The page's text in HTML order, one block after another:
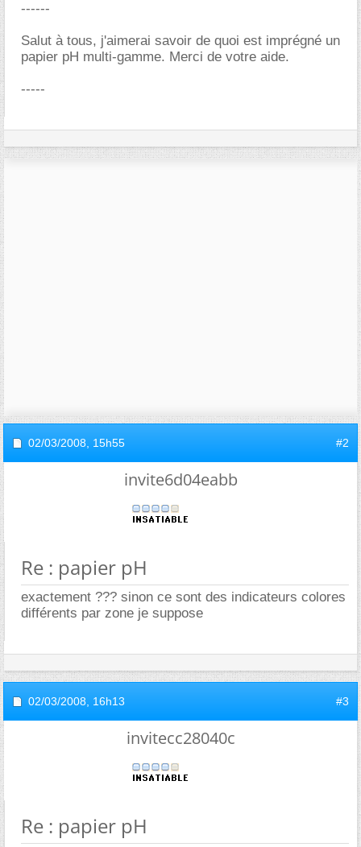
------
Salut à tous, j'aimerai savoir de quoi est imprégné un
papier pH multi-gamme. Merci de votre aide.
-----
02/03/2008, 15h55 #2
invite6d04eabb
Re : papier pH
exactement ??? sinon ce sont des indicateurs colores
différents par zone je suppose
02/03/2008, 16h13 #3
invitecc28040c
Re : papier pH